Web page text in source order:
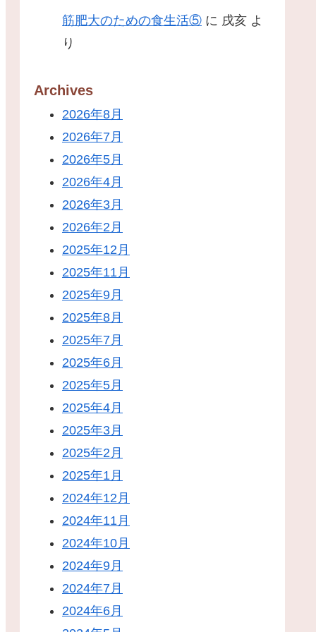
筋肥大のための食生活⑤ に 戌亥 よ
り
Archives
2026年8月
2026年7月
2026年5月
2026年4月
2026年3月
2026年2月
2025年12月
2025年11月
2025年9月
2025年8月
2025年7月
2025年6月
2025年5月
2025年4月
2025年3月
2025年2月
2025年1月
2024年12月
2024年11月
2024年10月
2024年9月
2024年7月
2024年6月